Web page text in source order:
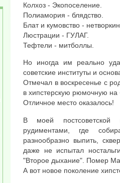
Колхоз - Экопоселение.
Полиамория - блядство.
Блат и кумовство -
Люстрации - ГУЛАГ.
Тефтели - митболлы.
Но иногда им реально
советские институты и
Отмечал в воскресенье с
в хипстерскую рюмочную на
Отличное место оказалось!
В моей
рудиментами, где
разнообразно выпить,
даже не испытал
"Второе дыхание". Помер
А вот новое поколение